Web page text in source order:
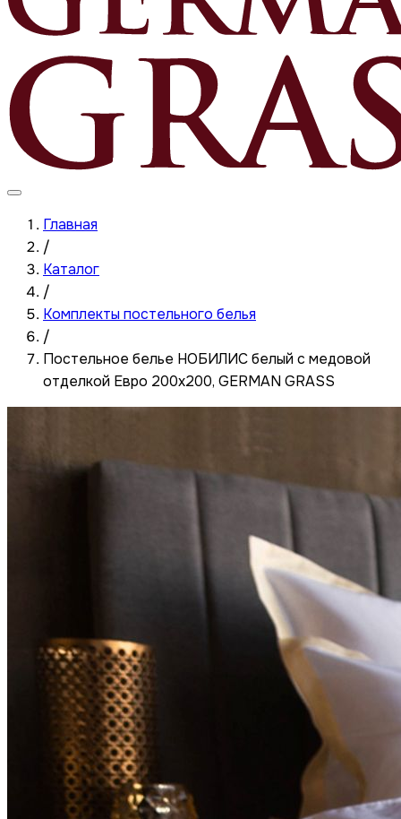
Главная
/
Каталог
/
Комплекты постельного белья
/
Постельное белье НОБИЛИС белый с медовой
отделкой Евро 200x200, GERMAN GRASS